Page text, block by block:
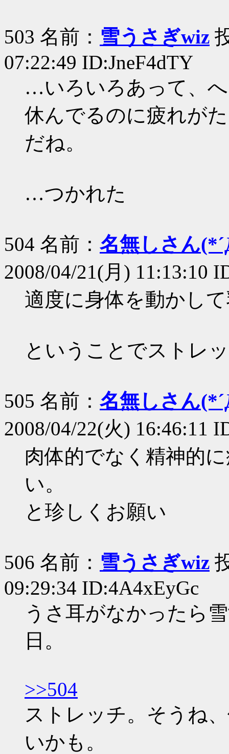
503 名前： 雪うさぎwiz
07:22:49 ID:JneF4dTY
…いろいろあって、
休んでるのに疲れが
だね。
…つかれた
504 名前： 名無しさん
2008/04/21(月) 11:13:10
適度に身体を動かし
ということでストレ
505 名前： 名無しさん
2008/04/22(火) 16:46:11
肉体的でなく精神的
い。
と珍しくお願い
506 名前： 雪うさぎwiz
09:29:34 ID:4A4xEyGc
うさ耳がなかったら
日。
>>504
ストレッチ。そうね
いかも。